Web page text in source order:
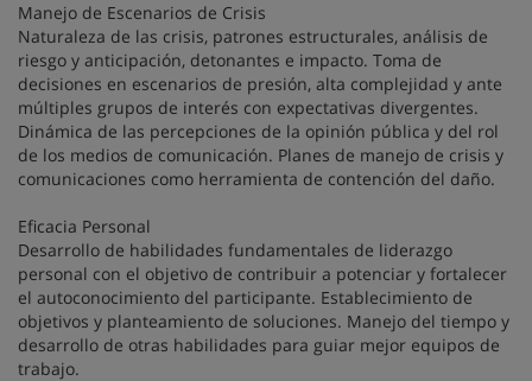
Manejo de Escenarios de Crisis
Naturaleza de las crisis, patrones estructurales, análisis de
riesgo y anticipación, detonantes e impacto. Toma de
decisiones en escenarios de presión, alta complejidad y ante
múltiples grupos de interés con expectativas divergentes.
Dinámica de las percepciones de la opinión pública y del rol
de los medios de comunicación. Planes de manejo de crisis y
comunicaciones como herramienta de contención del daño.
Eficacia Personal
Desarrollo de habilidades fundamentales de liderazgo
personal con el objetivo de contribuir a potenciar y fortalecer
el autoconocimiento del participante. Establecimiento de
objetivos y planteamiento de soluciones. Manejo del tiempo y
desarrollo de otras habilidades para guiar mejor equipos de
trabajo.